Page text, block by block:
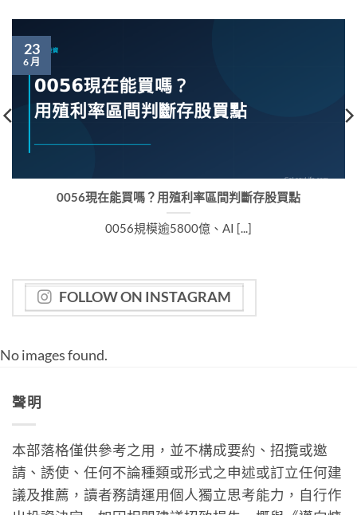
0056現在能買嗎？用殖利率區間判斷存股買點
0056規模逾5800億、AI [...]
23
6 月
FOLLOW ON INSTAGRAM
No images found.
聲明
本部落格僅供參考之用，並不構成要約、招攬或邀
請、誘使、任何不論種類或形式之申述或訂立任何建
議及推薦，讀者務請運用個人獨立思考能力，自行作